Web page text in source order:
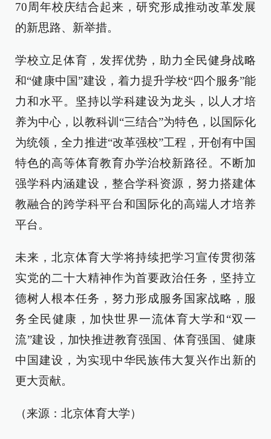
70周年校庆结合起来，研究形成推动改革发展
的新思路、新举措。
学校立足体育，发挥优势，助力全民健身战略
和“健康中国”建设，着力提升学校“四个服务”能
力和水平。坚持以学科建设为龙头，以人才培
养为中心，以教科训“三结合”为特色，以国际化
为统领，全力推进“改革强校”工程，开创有中国
特色的高等体育教育办学治校新路径。不断加
强学科内涵建设，整合学科资源，努力搭建体
教融合的跨学科平台和国际化的高端人才培养
平台。
未来，北京体育大学将持续把学习宣传贯彻落
实党的二十大精神作为首要政治任务，坚持立
德树人根本任务，努力形成服务国家战略，服
务全民健康，加快世界一流体育大学和“双一
流”建设，加快推进教育强国、体育强国、健康
中国建设，为实现中华民族伟大复兴作出新的
更大贡献。
（来源：北京体育大学）